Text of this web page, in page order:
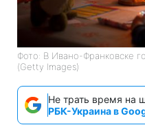
Фото: В Ивано-Франковске
(Getty Images)
Не трать время на
РБК-Украина в